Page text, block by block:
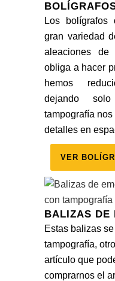
Los bolígrafos
gran variedad
aleaciones
obliga a hacer
hemos
dejando
tampografía
detalles en
VER
BALIZAS DE
Estas balizas
tampografía,
artículo que
comprarnos el